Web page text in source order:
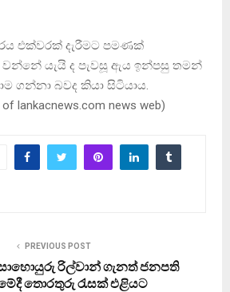
එක්වරක් දැරීමට පමණක්
යැයි ද පැවසූ ඇය ඉන්පසු තමන්
ගන්නා බවද කියා සිටියාය.
lankacnews.com news web)
PREVIOUS POST
රිල්වාන් ගැනත් ජනපති
තොරතුරු රැසක් එළියට